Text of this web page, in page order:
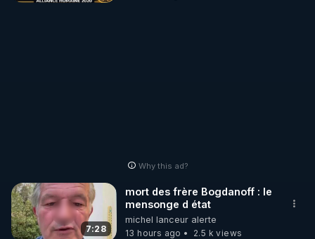
Why this ad?
7:28
mort des frère Bogdanoff : le
mensonge d état
michel lanceur alerte
13 hours ago
2.5 k views